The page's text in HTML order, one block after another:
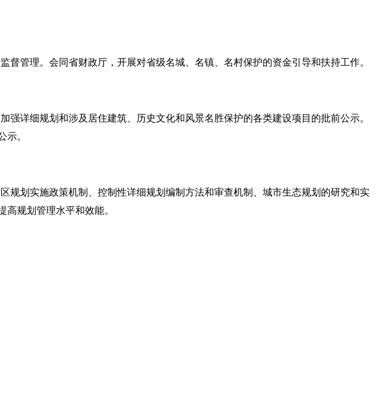
管理。会同省财政厅，开展对省级名城、名镇、名村保护的资金引导和扶持工作。
详细规划和涉及居住建筑、历史文化和风景名胜保护的各类建设项目的批前公示。
示。
划实施政策机制、控制性详细规划编制方法和审查机制、城市生态规划的研究和实
规划管理水平和效能。